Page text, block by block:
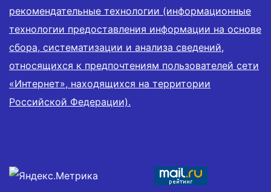
рекомендательные технологии (информационные
технологии предоставления информации на основе
сбора, систематизации и анализа сведений,
относящихся к предпочтениям пользователей сети
«Интернет», находящихся на территории
Российской Федерации).